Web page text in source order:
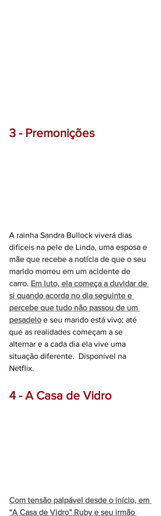
3 - Premonições
A rainha Sandra Bullock viverá dias
difíceis na pele de Linda, uma esposa e
mãe que recebe a notícia de que o seu
marido morreu em um acidente de
carro. Em luto, ela começa a duvidar de
si quando acorda no dia seguinte e
percebe que tudo não passou de um
pesadelo e seu marido está vivo; até
que as realidades começam a se
alternar e a cada dia ela vive uma
situação diferente.  Disponível na
Netflix.
4 - A Casa de Vidro
Com tensão palpável desde o início, em
“A Casa de Vidro” Ruby e seu irmão